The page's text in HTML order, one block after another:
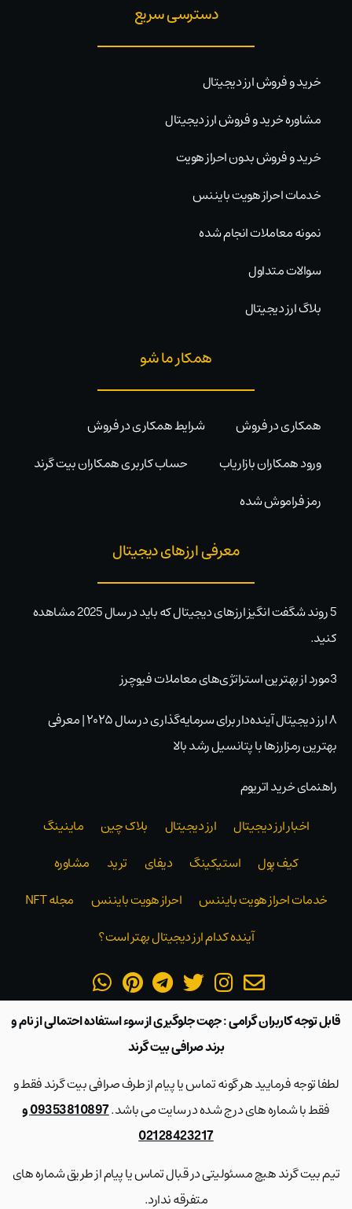
دسترسی سریع
خرید و فروش ارز دیجیتال
مشاوره خرید و فروش ارز دیجیتال
خرید و فروش بدون احراز هویت
خدمات احراز هویت بایننس
نمونه معاملات انجام شده
سوالات متداول
بلاگ ارز دیجیتال
همکار ما شو
همکاری در فروش
شرایط همکاری در فروش
ورود همکاران بازاریاب
حساب کاربری همکاران بیت گرند
رمز فراموش شده
معرفی ارزهای دیجیتال
5 روند شگفت انگیز ارزهای دیجیتال که باید در سال 2025 مشاهده
کنید.
3مورد از بهترین استراتژی‌های معاملات فیوچرز
۸ ارز دیجیتال آینده‌دار برای سرمایه‌گذاری در سال ۲۰۲۵ | معرفی
بهترین رمزارزها با پتانسیل رشد بالا
راهنمای خرید اتریوم
اخبار ارز دیجیتال
ارز دیجیتال بلاک‌ چین
ماینینگ
کیف پول
استیکینگ دیفای ترید
مشاوره
خدمات احراز هویت بایننس
احراز هویت بایننس
مجله NFT
آینده کدام ارز دیجیتال بهتر است؟
قابل توجه کاربران گرامی : جهت جلوگیری از سوء استفاده احتمالی از نام و
برند صرافی بیت گرند
لطفا توجه فرمایید هر گونه تماس یا پیام از طرف صرافی بیت گرند فقط و
فقط با شماره های درج شده در سایت می باشد.
09353810897 و
02128423217
تیم بیت گرند هیچ مسئولیتی در قبال تماس یا پیام از طریق شماره های
متفرقه ندارد.